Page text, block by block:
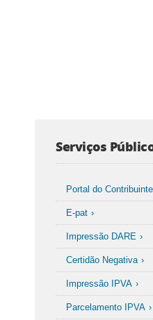
Serviços
Portal do Contribuinte
E-pat
Impressão DARE
Certidão Negativa
Impressão IPVA
Parcelamento IPVA